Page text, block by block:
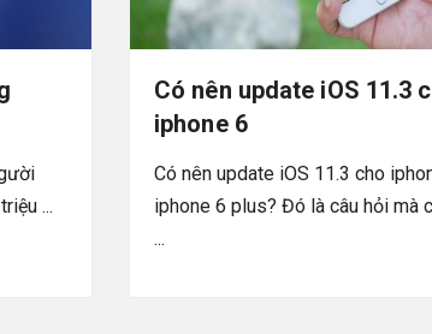
...
Có nên update iOS 11.3
iphone 6
Có nên update iOS 11.3 cho
iphone 6 plus? Đó là câu hỏi mà
...